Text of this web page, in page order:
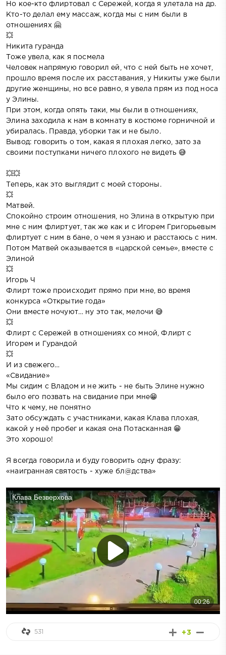
Но кое-кто флиртовал с Сережей, когда я улетала на др.
Кто-то делал ему массаж, когда мы с ним были в
отношениях 🤗
💥
Никита гуранда
Тоже увела, как я посмела
Человек напрямую говорил ей, что с ней быть не хочет,
прошло время после их расставания, у Никиты уже были
другие женщины, но все равно, я увела прям из под носа
у Элины.
При этом, когда опять таки, мы были в отношениях,
Элина заходила к нам в комнату в костюме горничной и
убиралась. Правда, уборки так и не было.
Вывод: говорить о том, какая я плохая легко, зато за
своими поступками ничего плохого не видеть 😅
💥💥
Теперь, как это выглядит с моей стороны.
💥
Матвей.
Спокойно строим отношения, но Элина в открытую при
мне с ним флиртует, так же как и с Игорем Григорьевым
флиртует с ним в бане, о чем я узнаю и расстаюсь с ним.
Потом Матвей оказывается в «царской семье», вместе с
Элиной
💥
Игорь Ч
Флирт тоже происходит прямо при мне, во время
конкурса «Открытие года»
Они вместе ночуют… ну это так, мелочи 😅
💥
Флирт с Сережей в отношениях со мной, Флирт с
Игорем и Гурандой
💥
И из свежего…
«Свидание»
Мы сидим с Владом и не жить - не быть Элине нужно
было его позвать на свидание при мне😁
Что к чему, не понятно
Зато обсуждать с участниками, какая Клава плохая,
какой у неё пробег и какая она Потасканная 😁
Это хорошо!
Я всегда говорила и буду говорить одну фразу:
«наигранная святость - хуже бл@дства»
+3
531